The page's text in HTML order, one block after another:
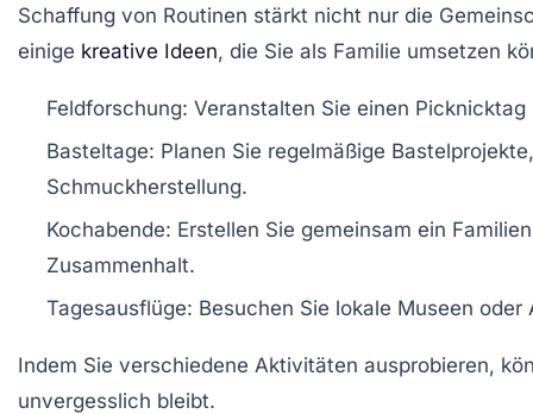
Schaffung von Routinen stärkt nicht nur die
einige kreative Ideen, die Sie als Familie umsetzen
Feldforschung: Veranstalten Sie einen Picknicktag
Basteltage: Planen Sie regelmäßige Bastelprojekte
Schmuckherstellung.
Kochabende: Erstellen Sie gemeinsam ein
Zusammenhalt.
Tagesausflüge: Besuchen Sie lokale Museen
Indem Sie verschiedene Aktivitäten ausprobieren,
unvergesslich bleibt.